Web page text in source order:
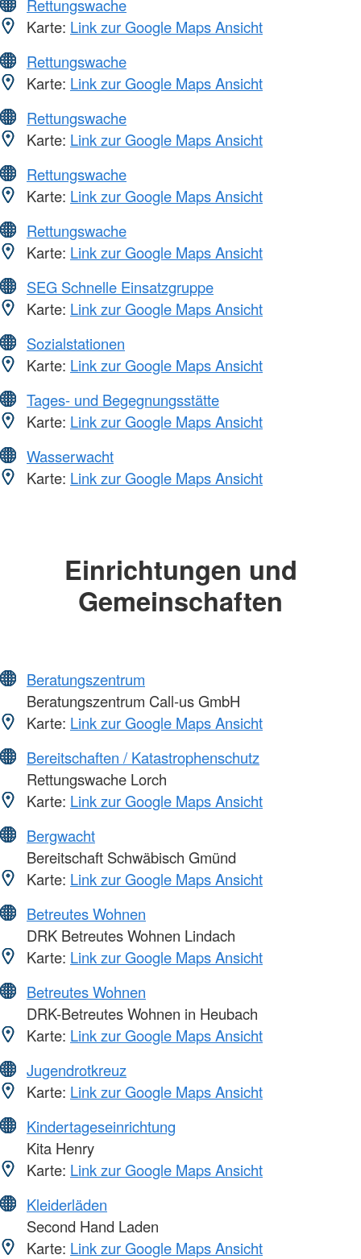
Rettungswache
Karte: Link zur Google Maps Ansicht
Rettungswache
Karte: Link zur Google Maps Ansicht
Rettungswache
Karte: Link zur Google Maps Ansicht
Rettungswache
Karte: Link zur Google Maps Ansicht
Rettungswache
Karte: Link zur Google Maps Ansicht
SEG Schnelle Einsatzgruppe
Karte: Link zur Google Maps Ansicht
Sozialstationen
Karte: Link zur Google Maps Ansicht
Tages- und Begegnungsstätte
Karte: Link zur Google Maps Ansicht
Wasserwacht
Karte: Link zur Google Maps Ansicht
Einrichtungen und
Gemeinschaften
Beratungszentrum
Beratungszentrum Call-us GmbH
Karte: Link zur Google Maps Ansicht
Bereitschaften / Katastrophenschutz
Rettungswache Lorch
Karte: Link zur Google Maps Ansicht
Bergwacht
Bereitschaft Schwäbisch Gmünd
Karte: Link zur Google Maps Ansicht
Betreutes Wohnen
DRK Betreutes Wohnen Lindach
Karte: Link zur Google Maps Ansicht
Betreutes Wohnen
DRK-Betreutes Wohnen in Heubach
Karte: Link zur Google Maps Ansicht
Jugendrotkreuz
Karte: Link zur Google Maps Ansicht
Kindertageseinrichtung
Kita Henry
Karte: Link zur Google Maps Ansicht
Kleiderläden
Second Hand Laden
Karte: Link zur Google Maps Ansicht